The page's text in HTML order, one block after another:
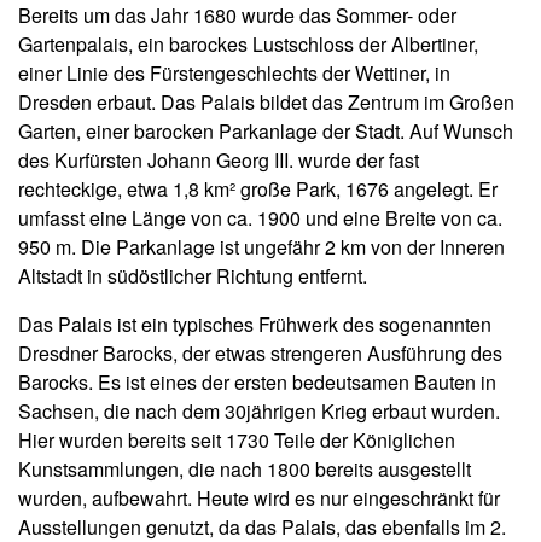
Bereits um das Jahr 1680 wurde das Sommer- oder
Gartenpalais, ein barockes Lustschloss der Albertiner,
einer Linie des Fürstengeschlechts der Wettiner, in
Dresden erbaut. Das Palais bildet das Zentrum im Großen
Garten, einer barocken Parkanlage der Stadt. Auf Wunsch
des Kurfürsten Johann Georg III. wurde der fast
rechteckige, etwa 1,8 km² große Park, 1676 angelegt. Er
umfasst eine Länge von ca. 1900 und eine Breite von ca.
950 m. Die Parkanlage ist ungefähr 2 km von der Inneren
Altstadt in südöstlicher Richtung entfernt.
Das Palais ist ein typisches Frühwerk des sogenannten
Dresdner Barocks, der etwas strengeren Ausführung des
Barocks. Es ist eines der ersten bedeutsamen Bauten in
Sachsen, die nach dem 30jährigen Krieg erbaut wurden.
Hier wurden bereits seit 1730 Teile der Königlichen
Kunstsammlungen, die nach 1800 bereits ausgestellt
wurden, aufbewahrt. Heute wird es nur eingeschränkt für
Ausstellungen genutzt, da das Palais, das ebenfalls im 2.